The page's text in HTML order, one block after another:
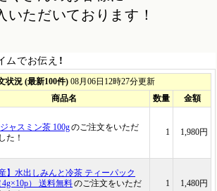
いただいております！
でお伝え！